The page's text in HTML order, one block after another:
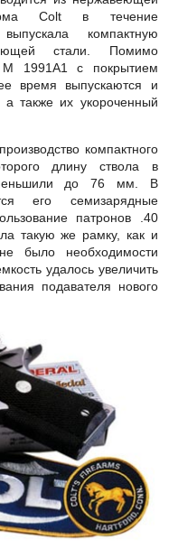
Colt в течение
компактную
стали. Помимо
М 1991А1 с покрытием
время выпускаются и
также их укороченный
компактного
длину ствола в
до 76 мм. В
его семизарядные
патронов .40
такую же рамку, как и
было необходимости
удалось увеличить
подавателя нового